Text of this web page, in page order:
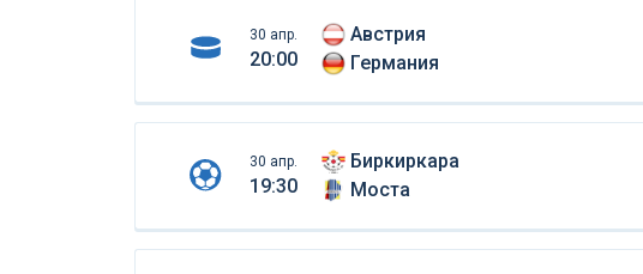
30 апр.
20:00
Австрия
Германия
30 апр.
19:30
Биркиркара
Моста